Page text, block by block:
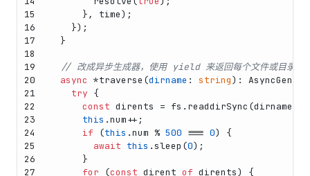
15
16
17
18
19
20
21
22
23
24
25
26
27
      }, time);
    });
  }
// 改成异步生成器，使用 yield 来返回每个文件或目录
async *traverse (dirname : string):
try {
const dirents = fs. readdirSync (dirname,
this .num++;
if (this .num % 500 === 0) {
await this .sleep (0);
      }
for (const dirent of dirents) {